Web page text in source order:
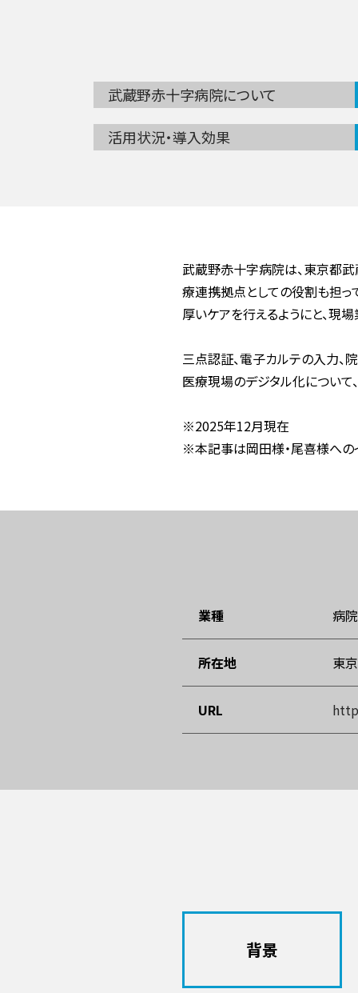
武蔵野赤十字病院について
活用状況・導入効果
武蔵野赤十字病院は、東京都
療連携拠点としての役割も担
厚いケアを行えるようにと、現
三点認証、電子カルテの入力、
医療現場のデジタル化について
※2025年12月現在
※本記事は岡田様・尾喜様への
業種 病院
所在地 東
URL
背景